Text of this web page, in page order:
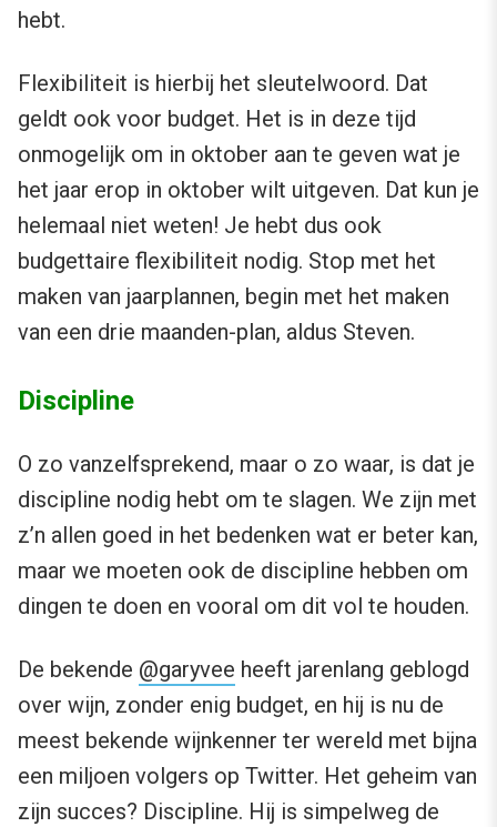
hebt.
Flexibiliteit is hierbij het sleutelwoord. Dat
geldt ook voor budget. Het is in deze tijd
onmogelijk om in oktober aan te geven wat je
het jaar erop in oktober wilt uitgeven. Dat kun je
helemaal niet weten! Je hebt dus ook
budgettaire flexibiliteit nodig. Stop met het
maken van jaarplannen, begin met het maken
van een drie maanden-plan, aldus Steven.
Discipline
O zo vanzelfsprekend, maar o zo waar, is dat je
discipline nodig hebt om te slagen. We zijn met
z’n allen goed in het bedenken wat er beter kan,
maar we moeten ook de discipline hebben om
dingen te doen en vooral om dit vol te houden.
De bekende @garyvee heeft jarenlang geblogd
over wijn, zonder enig budget, en hij is nu de
meest bekende wijnkenner ter wereld met bijna
een miljoen volgers op Twitter. Het geheim van
zijn succes? Discipline. Hij is simpelweg de